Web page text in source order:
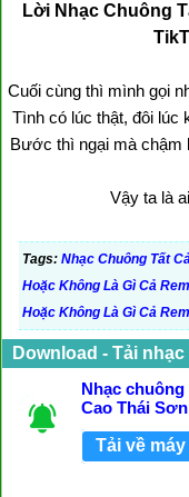
Lời Nhạc Chuông
Cuối cùng thì mình gọi
Tình có lúc thật, đôi lúc
Bước thì ngại mà
Vậy ta là
Tags: Nhạc Chuông Tất
Hoặc Không Là Gì Cả
Hoặc Không Là Gì Cả
Download - Tải
Nhạc chuông
Cao Thái Sơn
Tải về máy